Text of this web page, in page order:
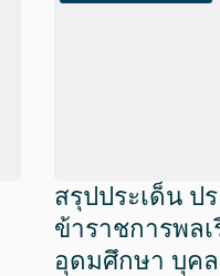
สรุปประเด็น ป
ข้าราชการพล
อุดมศึกษา บุค